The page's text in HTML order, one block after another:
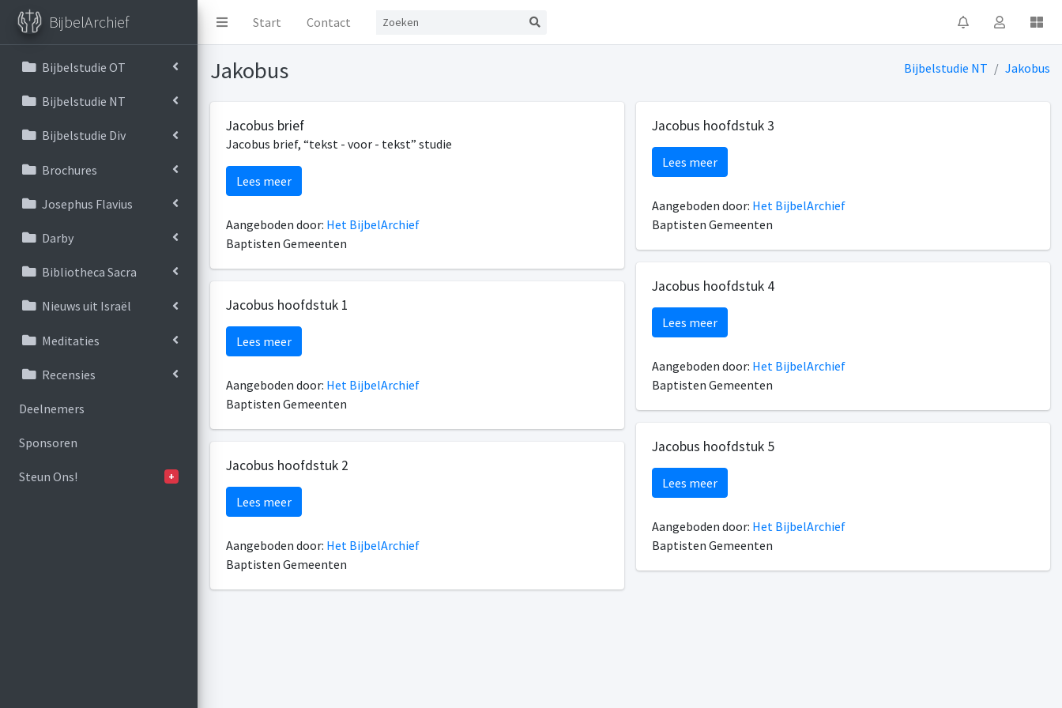
Start Contact
BijbelArchief
Bijbelstudie OT
Bijbelstudie NT
Bijbelstudie Div
Brochures
Josephus Flavius
Darby
Bibliotheca Sacra
Nieuws uit Israël
Meditaties
Recensies
Deelnemers
Sponsoren
Steun Ons! +
Jakobus Bijbelstudie NT Jakobus
Jacobus brief
Jacobus brief, “tekst - voor - tekst” studie
Lees meer
Aangeboden door: Het BijbelArchief
Baptisten Gemeenten
Jacobus hoofdstuk 1
Lees meer
Aangeboden door: Het BijbelArchief
Baptisten Gemeenten
Jacobus hoofdstuk 2
Lees meer
Aangeboden door: Het BijbelArchief
Baptisten Gemeenten
Jacobus hoofdstuk 3
Lees meer
Aangeboden door: Het BijbelArchief
Baptisten Gemeenten
Jacobus hoofdstuk 4
Lees meer
Aangeboden door: Het BijbelArchief
Baptisten Gemeenten
Jacobus hoofdstuk 5
Lees meer
Aangeboden door: Het BijbelArchief
Baptisten Gemeenten